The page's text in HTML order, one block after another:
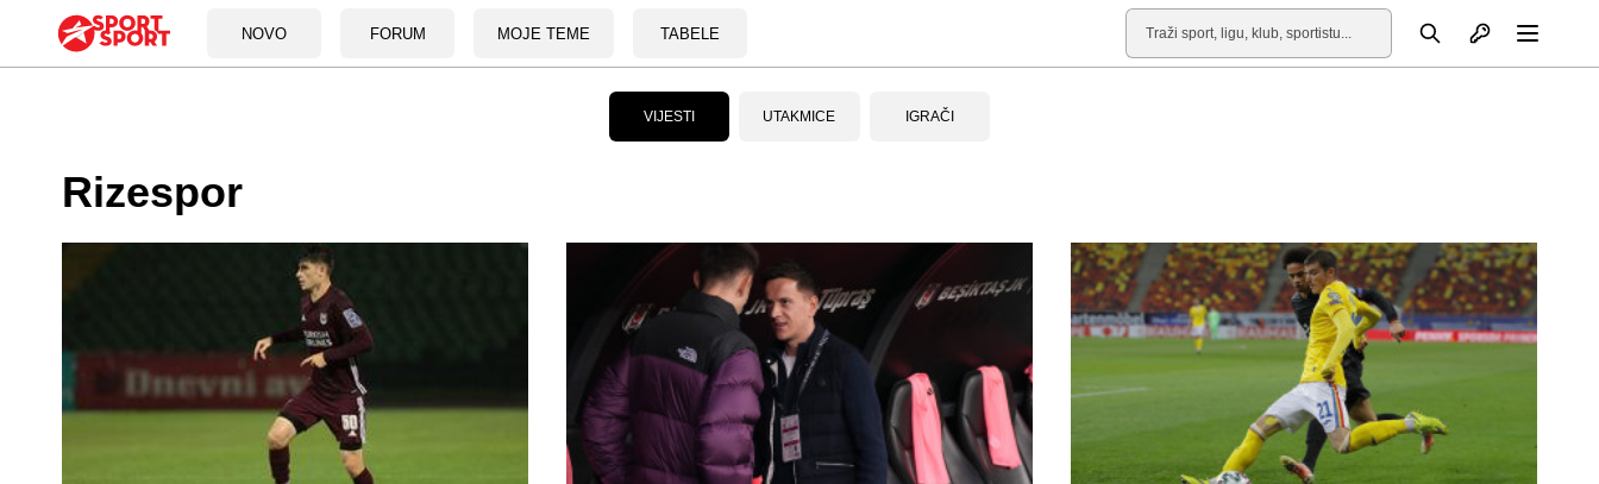
NOVO FORUM MOJE TEME TABELE
Pretraga Otvori profil
VIJESTI UTAKMICE IGRAČI
Rizespor